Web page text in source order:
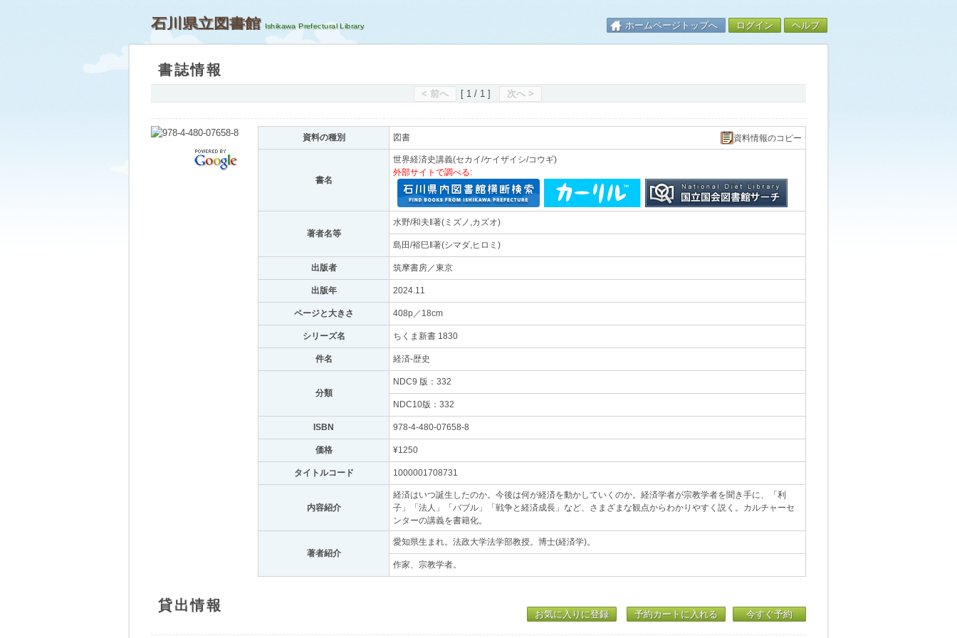
石川県立図書館 ホームページトップへ ログイン ヘルプ
書誌情報
< 前へ [ 1 / 1 ] 次へ >
資料の種別 図書 資料情報のコピー
書名
世界経済史講義(セカイ/ケイザイシ/コウギ)
外部サイトで調べる:
著者名等
水野/和夫‖著(ミズノ,カズオ)
島田/裕巳‖著(シマダ,ヒロミ)
出版者 筑摩書房／東京
出版年 2024.11
ページと大きさ 408p／18cm
シリーズ名 ちくま新書 1830
件名 経済-歴史
分類
NDC9 版：332
NDC10版：332
ISBN 978-4-480-07658-8
価格 ¥1250
タイトルコード 1000001708731
内容紹介
経済はいつ誕生したのか。今後は何が経済を動かしていくのか。経済学者が宗教学者を聞き手に、「利
子」「法人」「バブル」「戦争と経済成長」など、さまざまな観点からわかりやすく説く。カルチャーセ
ンターの講義を書籍化。
著者紹介
愛知県生まれ。法政大学法学部教授。博士(経済学)。
作家、宗教学者。
貸出情報
お気に入りに登録 予約カートに入れる 今すぐ予約